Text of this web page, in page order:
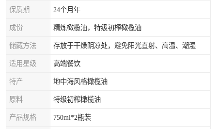
保质期 24个月年
成份 精炼橄榄油，特级初榨橄榄油
储藏方法 存放于干燥阴凉处，避免阳光直射、高温、潮湿
适用星级 高端餐饮
特产 地中海风格橄榄油
原料 特级初榨橄榄油
产品规格 750ml*2瓶装